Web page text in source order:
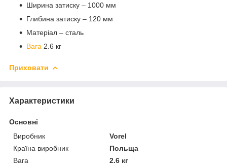
Ширина затиску – 1000 мм
Глибина затиску – 120 мм
Матеріал – сталь
Вага 2.6 кг
Приховати
Характеристики
Основні
Виробник
Vorel
Країна виробник
Польща
Вага
2.6 кг